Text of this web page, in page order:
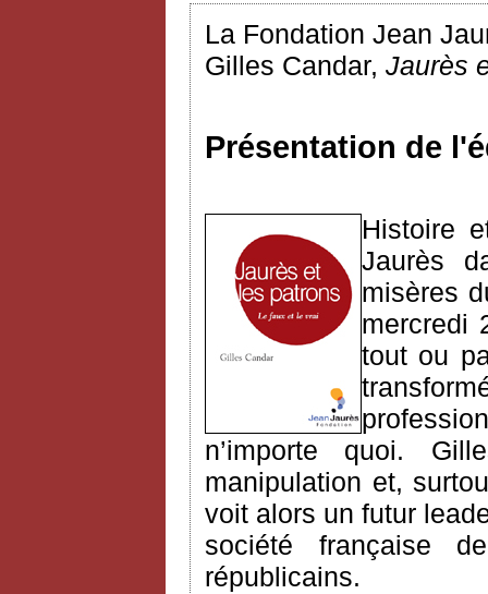
La Fondation Jean
Gilles Candar, Jaurès
Présentation de
Histoire
Jaurès
misères
mercredi
tout ou
n’importe quoi.
manipulation et,
voit alors un futur
société française
républicains.